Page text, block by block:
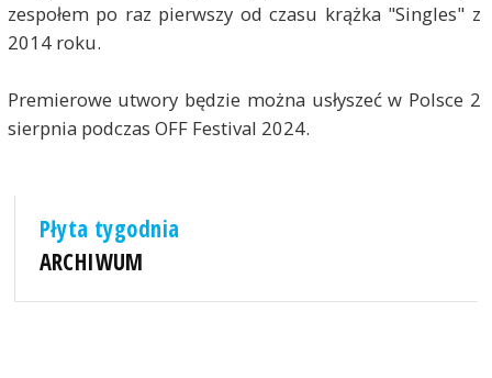
zespołem po raz pierwszy od czasu krążka "Singles" z
2014 roku.
Premierowe utwory będzie można usłyszeć w Polsce 2
sierpnia podczas OFF Festival 2024.
Płyta tygodnia
ARCHIWUM